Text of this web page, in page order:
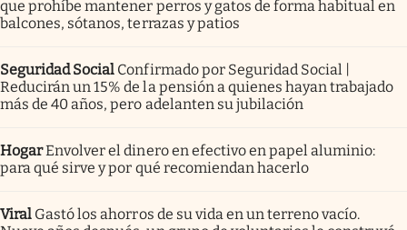
que prohíbe mantener perros y gatos de forma habitual en
balcones, sótanos, terrazas y patios
Seguridad Social Confirmado por Seguridad Social |
Reducirán un 15% de la pensión a quienes hayan trabajado
más de 40 años, pero adelanten su jubilación
HogarEnvolver el dinero en efectivo en papel aluminio:
para qué sirve y por qué recomiendan hacerlo
Viral Gastó los ahorros de su vida en un terreno vacío.